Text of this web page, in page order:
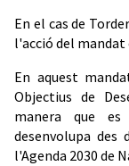
En el cas de
l'acció del
En aquest
Objectius de
manera que
desenvolupa des
l'Agenda 2030 de